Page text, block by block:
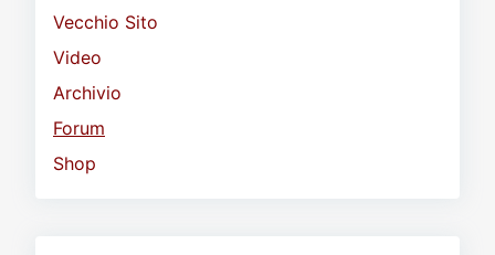
Vecchio Sito
Video
Archivio
Forum
Shop